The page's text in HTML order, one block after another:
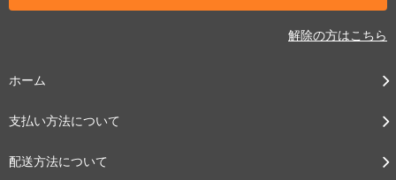
解除の方はこちら
ホーム
支払い方法について
配送方法について